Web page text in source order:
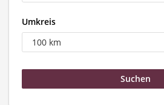
Umkreis